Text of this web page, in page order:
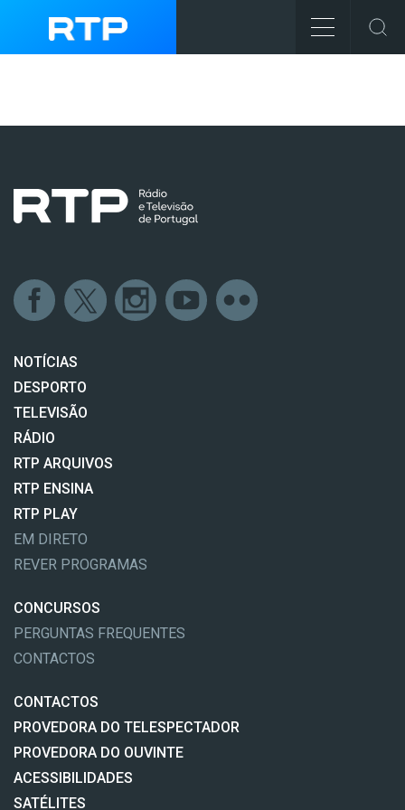
NOTÍCIAS
DESPORTO
TELEVISÃO
RÁDIO
RTP ARQUIVOS
RTP ENSINA
RTP PLAY
EM DIRETO
REVER PROGRAMAS
CONCURSOS
PERGUNTAS FREQUENTES
CONTACTOS
CONTACTOS
PROVEDORA DO TELESPECTADOR
PROVEDORA DO OUVINTE
ACESSIBILIDADES
SATÉLITES